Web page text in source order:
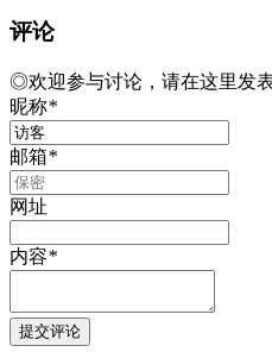
评论
◎欢迎参与讨论，请在这里发
昵称*
邮箱*
网址
内容*